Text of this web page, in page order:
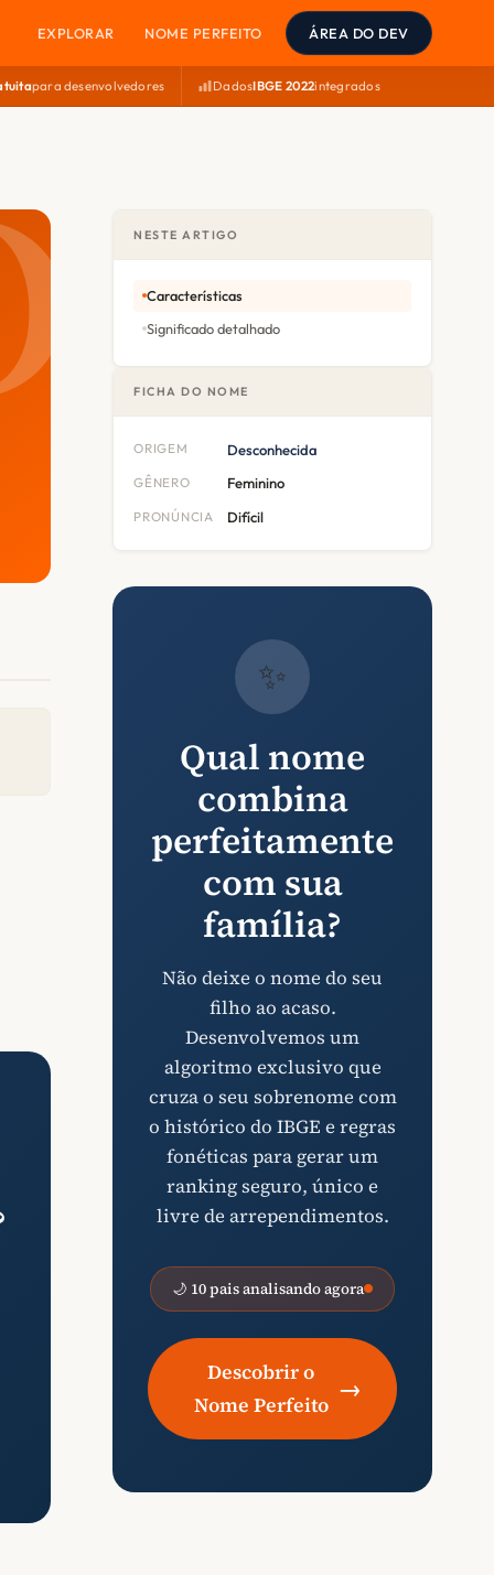
EXPLORAR NOME PERFEITO ÁREA DO DEV
para desenvolvedores DadosIBGE 2022integrados
NESTE ARTIGO
Características
Significado detalhado
FICHA DO NOME
ORIGEM Desconhecida
GÊNERO Feminino
PRONÚNCIA Difícil
✨
Qual nome
combina
perfeitamente
com sua
família?
Não deixe o nome do seu
filho ao acaso.
Desenvolvemos um
algoritmo exclusivo que
cruza o seu sobrenome com
o histórico do IBGE e regras
fonéticas para gerar um
ranking seguro, único e
livre de arrependimentos.
🌙 10 pais analisando agora
Descobrir o
Nome Perfeito
→